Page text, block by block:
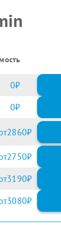
0
0
2860
2750
3190
3080